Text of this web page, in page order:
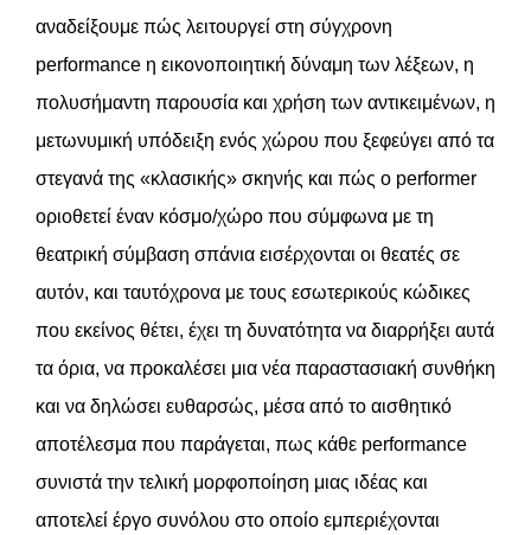
αναδείξουμε πώς λειτουργεί στη σύγχρονη
performance η εικονοποιητική δύναμη των λέξεων, η
πολυσήμαντη παρουσία και χρήση των αντικειμένων, η
μετωνυμική υπόδειξη ενός χώρου που ξεφεύγει από τα
στεγανά της «κλασικής» σκηνής και πώς ο performer
οριοθετεί έναν κόσμο/χώρο που σύμφωνα με τη
θεατρική σύμβαση σπάνια εισέρχονται οι θεατές σε
αυτόν, και ταυτόχρονα με τους εσωτερικούς κώδικες
που εκείνος θέτει, έχει τη δυνατότητα να διαρρήξει αυτά
τα όρια, να προκαλέσει μια νέα παραστασιακή συνθήκη
και να δηλώσει ευθαρσώς, μέσα από το αισθητικό
αποτέλεσμα που παράγεται, πως κάθε performance
συνιστά την τελική μορφοποίηση μιας ιδέας και
αποτελεί έργο συνόλου στο οποίο εμπεριέχονται